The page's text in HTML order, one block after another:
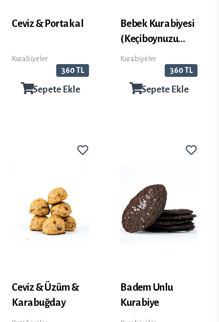
Ceviz & Portakal
Kurabiyeler
360 TL
Sepete Ekle
Bebek Kurabiyesi
(Keçiboynuzu
Unlu)
Kurabiyeler
360 TL
Sepete Ekle
Ceviz & Üzüm &
Karabuğday
Badem Unlu
Kurabiye